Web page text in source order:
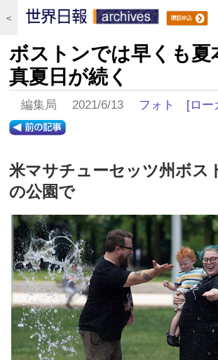
＜
ボストンでは早くも
真夏日が続く
編集局 2021/6/13 フォト [ロー
米マサチューセッツ州ボス
の公園で